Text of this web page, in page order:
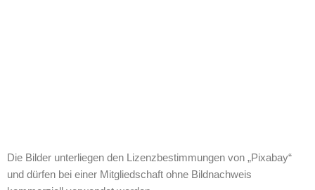
Die Bilder unterliegen den Lizenzbestimmungen von „Pixabay“
und dürfen bei einer Mitgliedschaft ohne Bildnachweis